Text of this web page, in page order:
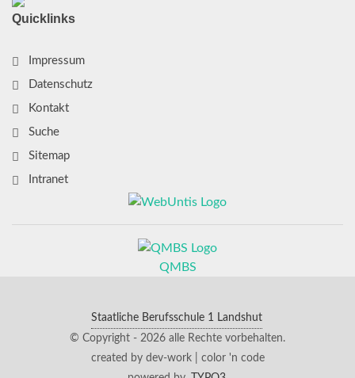
Quicklinks
Impressum
Datenschutz
Kontakt
Suche
Sitemap
Intranet
QMBS
Staatliche Berufsschule 1 Landshut
© Copyright - 2026 alle Rechte vorbehalten.
created by dev-work | color 'n code